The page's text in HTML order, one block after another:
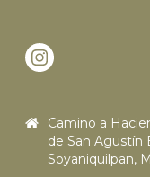
Camino a
de San Agustín
Soyaniquilpan,